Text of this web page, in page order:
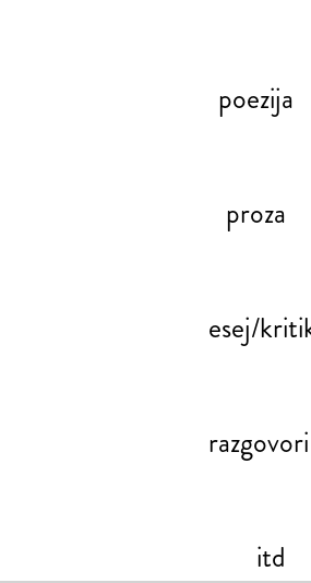
poezija
proza
esej/
razgovori
itd